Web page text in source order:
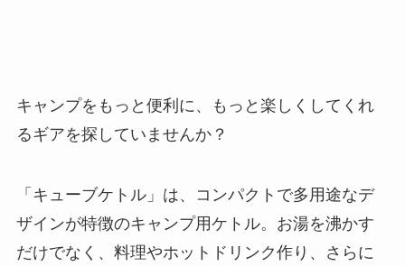
キャンプをもっと便利に、もっと楽しくしてくれ
るギアを探していませんか？
「キューブケトル」は、コンパクトで多用途なデ
ザインが特徴のキャンプ用ケトル。お湯を沸かす
だけでなく、料理やホットドリンク作り、さらに